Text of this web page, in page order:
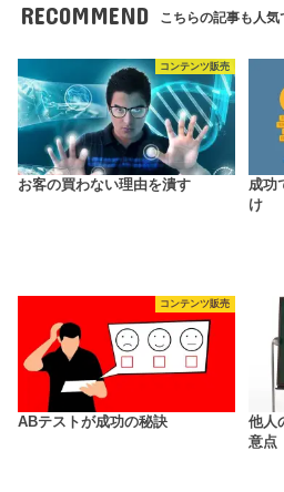
RECOMMEND こちらの記事も人気
コンテンツ販売
お客の買わない理由を潰す
成功
け
コンテンツ販売
ABテストが成功の秘訣
他人
意点